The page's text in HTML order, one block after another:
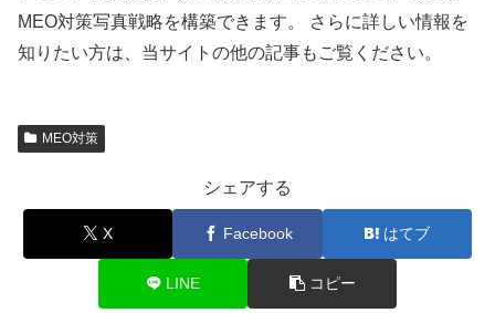
MEO対策写真戦略を構築できます。 さらに詳しい情報を
知りたい方は、当サイトの他の記事もご覧ください。
MEO対策
シェアする
X Facebook はてブ
LINE コピー